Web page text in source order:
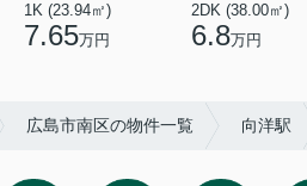
1K (23.94㎡)
7.65万円
2DK (38.00㎡)
6.8万円
広島市南区の物件一覧 向洋駅